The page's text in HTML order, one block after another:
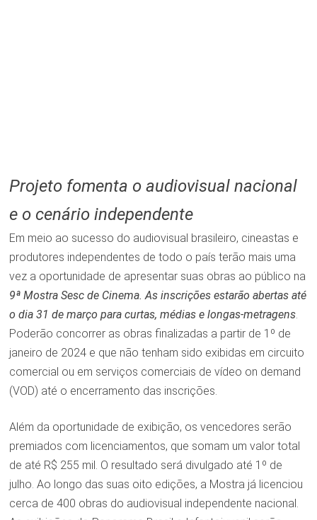
Projeto fomenta o audiovisual nacional
e o cenário independente
Em meio ao sucesso do audiovisual brasileiro, cineastas e
produtores independentes de todo o país terão mais uma
vez a oportunidade de apresentar suas obras ao público na
9ª Mostra Sesc de Cinema. As inscrições estarão abertas até
o dia 31 de março para curtas, médias e longas-metragens.
Poderão concorrer as obras finalizadas a partir de 1º de
janeiro de 2024 e que não tenham sido exibidas em circuito
comercial ou em serviços comerciais de vídeo on demand
(VOD) até o encerramento das inscrições.
Além da oportunidade de exibição, os vencedores serão
premiados com licenciamentos, que somam um valor total
de até R$ 255 mil. O resultado será divulgado até 1º de
julho. Ao longo das suas oito edições, a Mostra já licenciou
cerca de 400 obras do audiovisual independente nacional.